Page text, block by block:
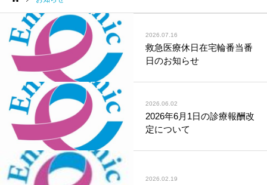
2026.07.16
救急医療休日在宅輪番当番
日のお知らせ
2026.06.02
2026年6月1日の診療報酬改
定について
2026.02.19